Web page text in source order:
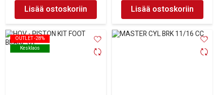
Lisää ostoskoriin Lisää ostoskoriin
OUTLET -28%
Kesklaos
OUTLET -28%
Kesklaos